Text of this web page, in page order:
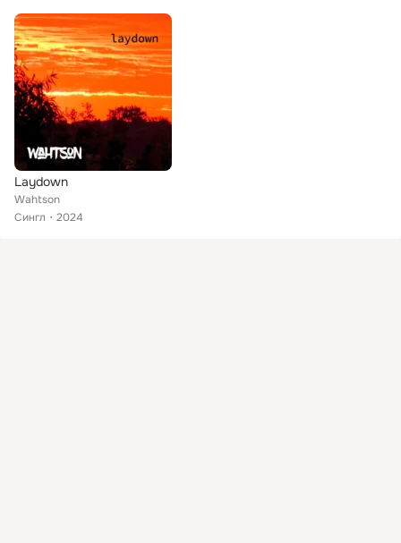
Laydown
Wahtson
Сингл
2024